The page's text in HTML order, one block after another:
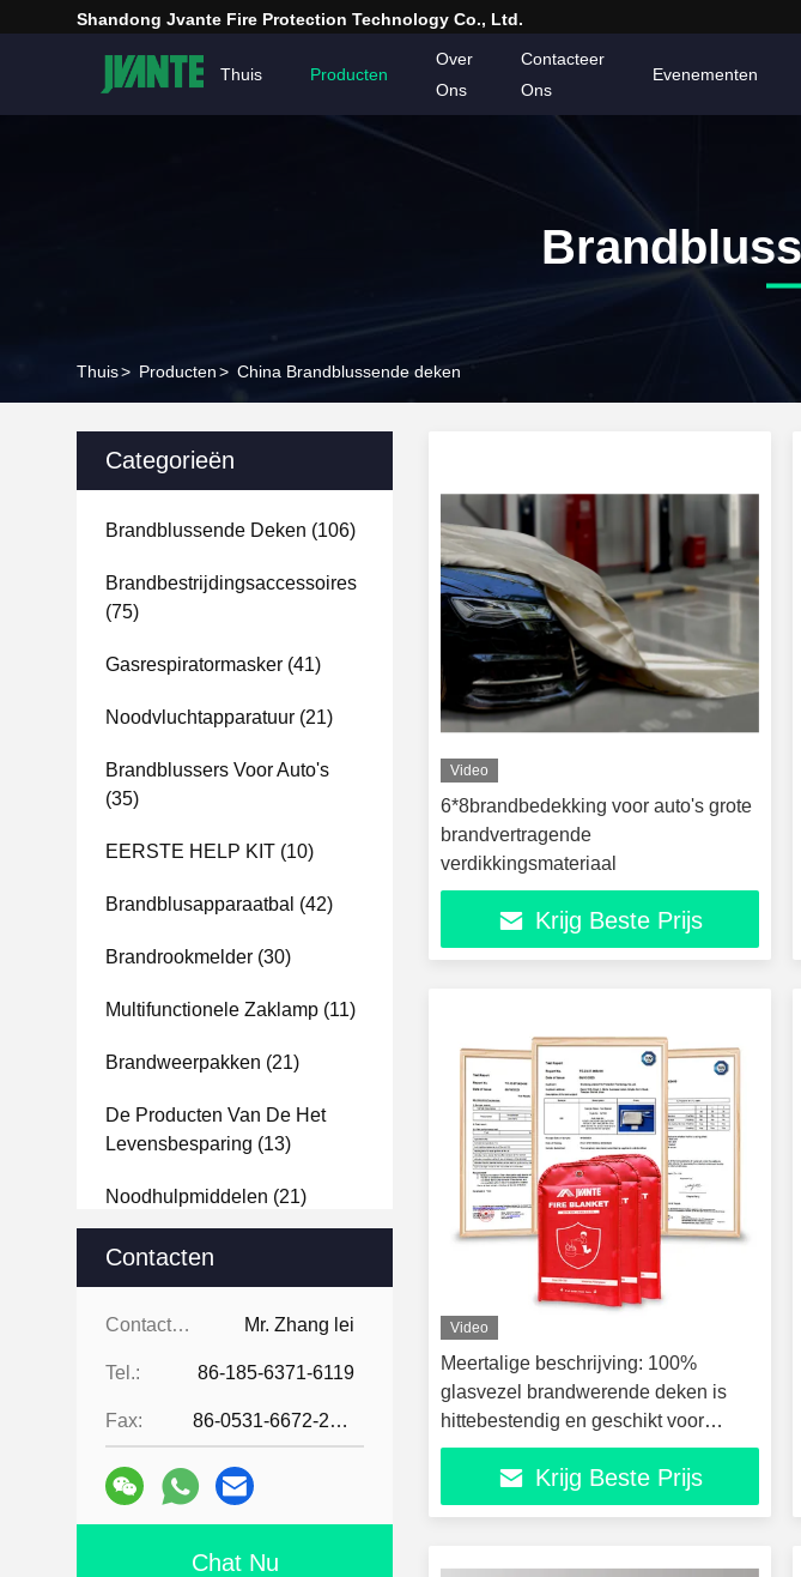
Shandong Jvante Fire Protection Technology Co., Ltd.
Thuis Producten
Over
Ons
Contacteer
Ons
Evenementen
Thuis> Producten> China Brandblussende deken
Categorieën
Brandblussende Deken (106)
Brandbestrijdingsaccessoires
(75)
Gasrespiratormasker (41)
Noodvluchtapparatuur (21)
Brandblussers Voor Auto's
(35)
EERSTE HELP KIT (10)
Brandblusapparaatbal (42)
Brandrookmelder (30)
Multifunctionele Zaklamp (11)
Brandweerpakken (21)
De Producten Van De Het
Levensbesparing (13)
Noodhulpmiddelen (21)
Contacten
Contacten: Mr. Zhang lei
Tel.: 86-185-6371-6119
Fax: 86-0531-6672-2545
Chat Nu
Video
6*8brandbedekking voor auto's grote
brandvertragende
verdikkingsmateriaal
Krijg Beste Prijs
Video
Meertalige beschrijving: 100%
glasvezel brandwerende deken is
hittebestendig en geschikt voor
thuisgebruik. Het is geschikt voor
gebruikers over de hele wereld.
Krijg Beste Prijs